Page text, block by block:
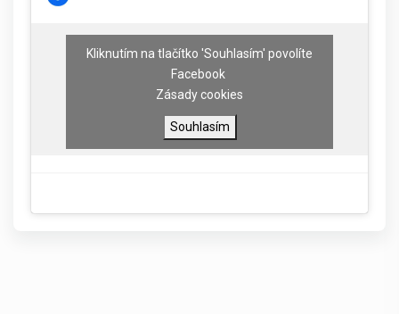
Kliknutím na tlačítko 'Souhlasím' povolíte
Facebook
Zásady cookies
Souhlasím